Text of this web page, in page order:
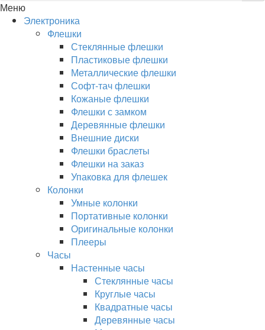
Меню
Электроника
Флешки
Стеклянные флешки
Пластиковые флешки
Металлические флешки
Софт-тач флешки
Кожаные флешки
Флешки с замком
Деревянные флешки
Внешние диски
Флешки браслеты
Флешки на заказ
Упаковка для флешек
Колонки
Умные колонки
Портативные колонки
Оригинальные колонки
Плееры
Часы
Настенные часы
Стеклянные часы
Круглые часы
Квадратные часы
Деревянные часы